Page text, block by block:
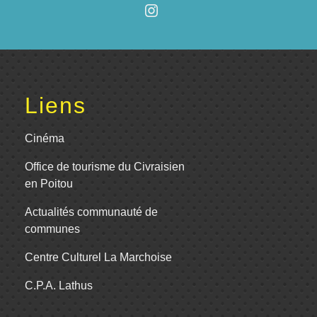
Liens
Cinéma
Office de tourisme du Civraisien
en Poitou
Actualités communauté de
communes
Centre Culturel La Marchoise
C.P.A. Lathus